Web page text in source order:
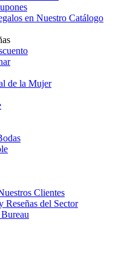
en Nuestro Catálogo
de la Mujer
Clientes
Reseñas del Sector